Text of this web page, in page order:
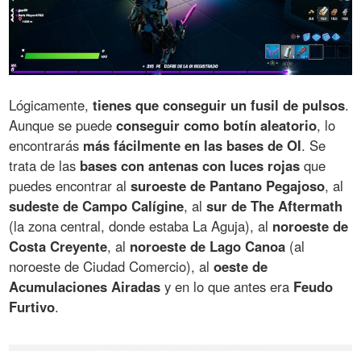
Lógicamente,tienes que conseguir un fusil de pulsos.
Aunque se puedeconseguir como botín aleatorio, lo
encontrarás más fácilmente en las bases de OI. Se
trata de las bases con antenas con luces rojas que
puedes encontrar alsuroeste de Pantano Pegajoso, al
sudeste de Campo Calígine, alsur de The Aftermath
(la zona central, donde estaba La Aguja), al noroeste de
Costa Creyente, al noroeste de Lago Canoa (al
noroeste de Ciudad Comercio), aloeste de
Acumulaciones Airadas y en lo que antes era Feudo
Furtivo.